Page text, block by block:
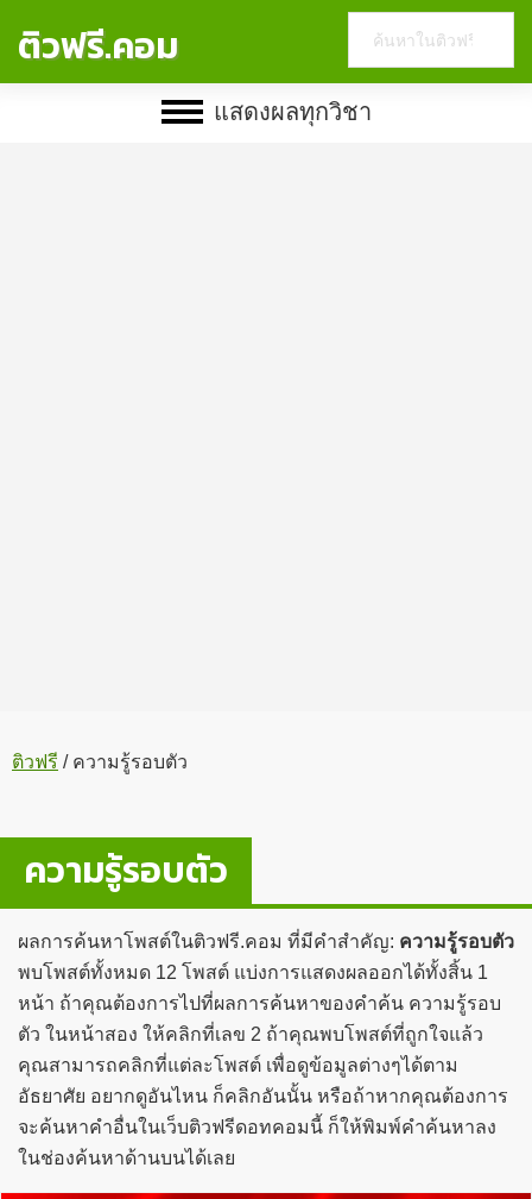
ติวฟรี.คอม
website
แสดงผลทุกวิชา
ติวฟรี /ความรู้รอบตัว
ความรู้รอบตัว
ผลการค้นหาโพสต์ในติวฟรี.คอม ที่มีคำสำคัญ: ความรู้รอบตัว
พบโพสต์ทั้งหมด 12 โพสต์ แบ่งการแสดงผลออกได้ทั้งสิ้น 1
หน้า ถ้าคุณต้องการไปที่ผลการค้นหาของคำค้น ความรู้รอบ
ตัว ในหน้าสอง ให้คลิกที่เลข 2 ถ้าคุณพบโพสต์ที่ถูกใจแล้ว
คุณสามารถคลิกที่แต่ละโพสต์ เพื่อดูข้อมูลต่างๆได้ตาม
อัธยาศัย อยากดูอันไหน ก็คลิกอันนั้น หรือถ้าหากคุณต้องการ
จะค้นหาคำอื่นในเว็บติวฟรีดอทคอมนี้ ก็ให้พิมพ์คำค้นหาลง
ในช่องค้นหาด้านบนได้เลย